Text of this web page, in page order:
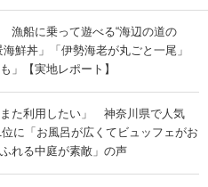
漁船に乗って遊べる“海辺の道の
鮮丼」「伊勢海老が丸ごと一尾」
」【実地レポート】
また利用したい」 神奈川県で人気
位に「お風呂が広くてビュッフェがお
れる中庭が素敵」の声